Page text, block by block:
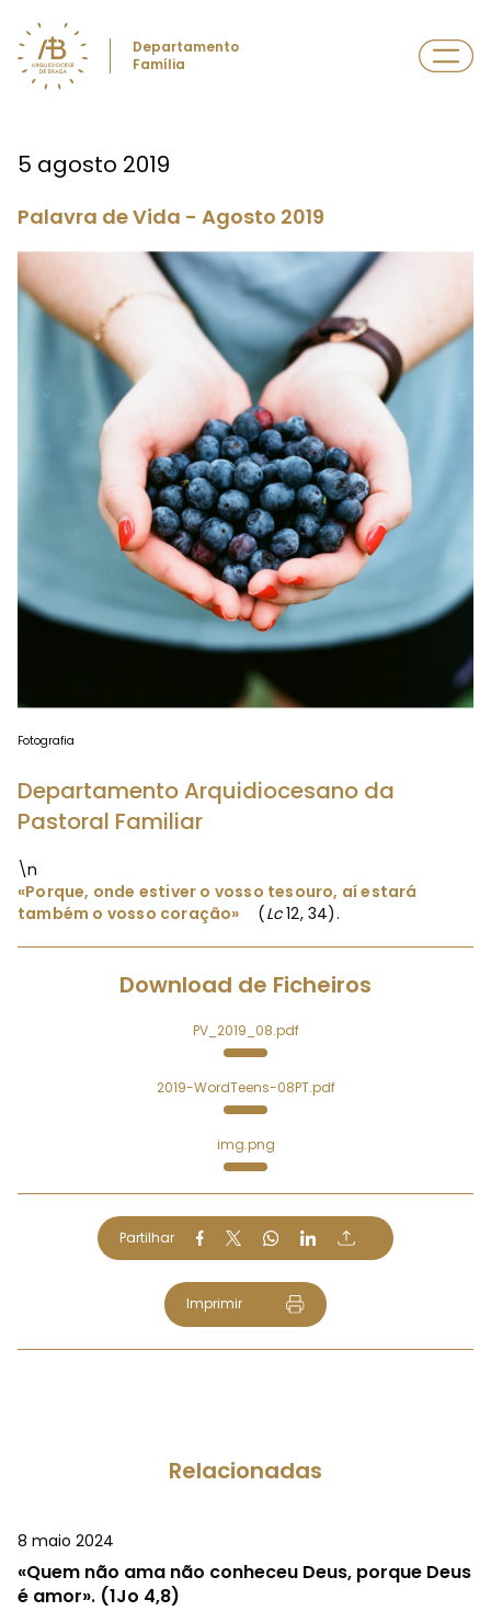
Departamento
Família
5 agosto 2019
Palavra de Vida - Agosto 2019
Fotografia
Departamento Arquidiocesano da
Pastoral Familiar
\n
«Porque, onde estiver o vosso tesouro, aí estará
também o vosso coração» (Lc12, 34).
Download de Ficheiros
PV_2019_08.pdf
2019-WordTeens-08PT.pdf
img.png
Partilhar
Imprimir
Relacionadas
8 maio 2024
«Quem não ama não conheceu Deus, porque Deus
é amor». (1Jo 4,8)